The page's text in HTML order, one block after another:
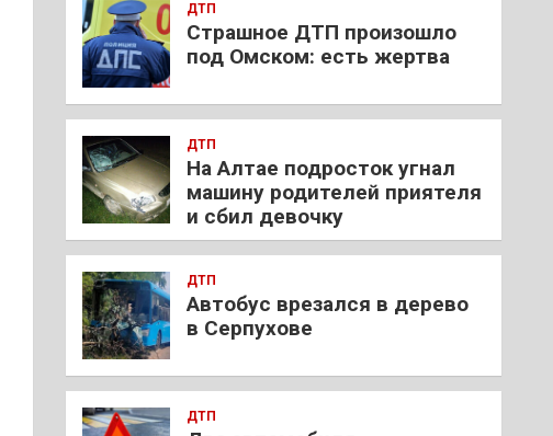
ДТП
Страшное ДТП произошло
под Омском: есть жертва
ДТП
На Алтае подросток угнал
машину родителей приятеля
и сбил девочку
ДТП
Автобус врезался в дерево
в Серпухове
ДТП